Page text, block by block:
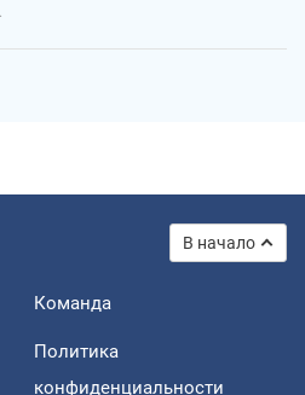
В начало
Команда
Политика
конфиденциальности